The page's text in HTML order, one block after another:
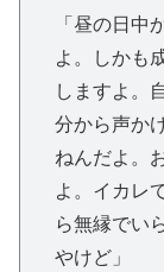
「昼の日中
よ。しかも
しますよ。
分から声か
ねんだよ。
よ。イカレ
ら無縁でい
やけど」